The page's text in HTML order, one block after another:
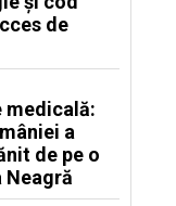
de
medicală:
a
de pe o